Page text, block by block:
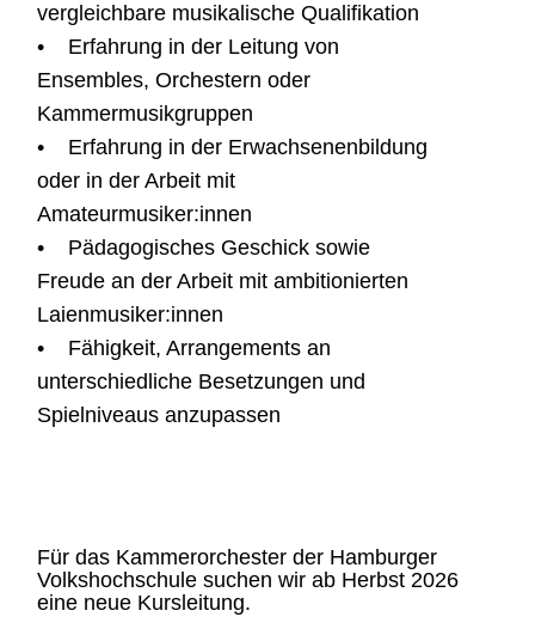
vergleichbare musikalische Qualifikation
• Erfahrung in der Leitung von
Ensembles, Orchestern oder
Kammermusikgruppen
• Erfahrung in der Erwachsenenbildung
oder in der Arbeit mit
Amateurmusiker:innen
• Pädagogisches Geschick sowie
Freude an der Arbeit mit ambitionierten
Laienmusiker:innen
• Fähigkeit, Arrangements an
unterschiedliche Besetzungen und
Spielniveaus anzupassen
Für das Kammerorchester der Hamburger
Volkshochschule suchen wir ab Herbst 2026
eine neue Kursleitung.